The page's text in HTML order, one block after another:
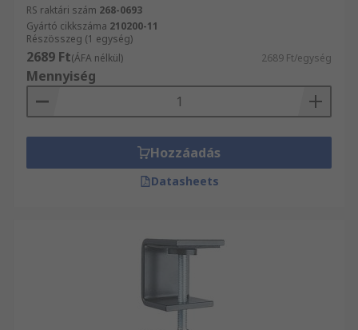
RS raktári szám 268-0693
Gyártó cikkszáma 210200-11
Részösszeg (1 egység)
2689 Ft(ÁFA nélkül) 2689 Ft/egység
Mennyiség
Hozzáadás
Datasheets